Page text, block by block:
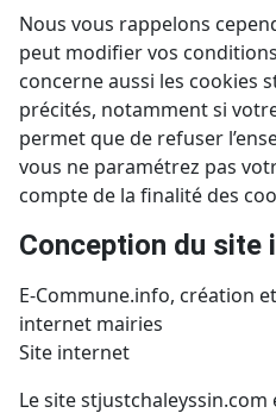
Nous vous rappelons
peut modifier vos conditions
concerne aussi les cookies
précités, notamment si
permet que de refuser
vous ne paramétrez pas
compte de la finalité des
Conception du site
E-Commune.info, création
internet mairies
Site internet
Le site